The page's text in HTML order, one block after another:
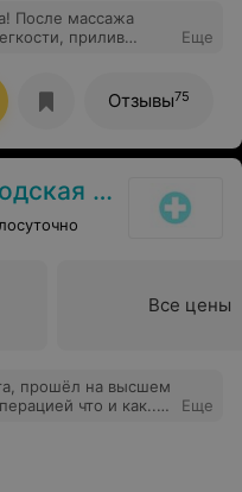
После массажа
прилив
и вежливый
дела!
Еще
Отзывы75
больница №2
Все цены
прошёл на высшем
что и как..И
Еще